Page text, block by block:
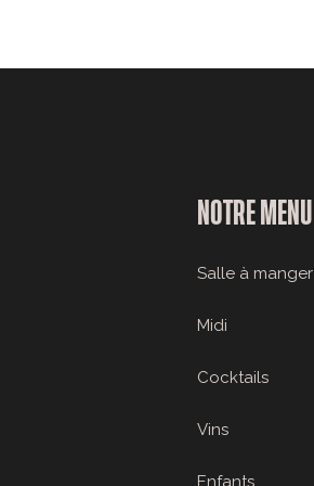
NOTRE MENU
Salle à manger
Midi
Cocktails
Vins
Enfants